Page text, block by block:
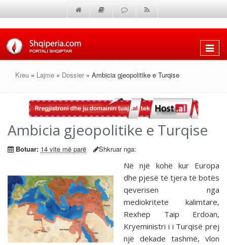
Shfaq
Kreu » Lajme » Dossier » Ambicia gjeopolitike e Turqise
Ambicia gjeopolitike e Turqise
Botuar: 14 vite më parë Shkruar nga:
Në një kohë kur Europa
dhe pjesë të tjera të botës
qeverisen nga
mediokritete kalimtare,
Rexhep Taip Erdoan,
Kryeministri i i Turqisë prej
një dekade tashmë, vlon